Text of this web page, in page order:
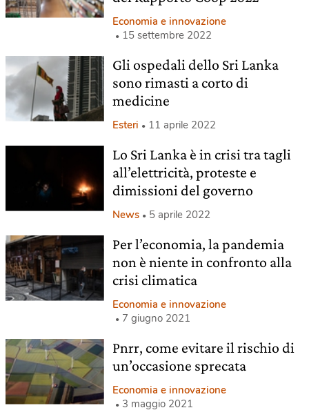
Economia e innovazione
15 settembre 2022
Gli ospedali dello Sri Lanka
sono rimasti a corto di
medicine
Esteri 11 aprile 2022
Lo Sri Lanka è in crisi tra tagli
all’elettricità, proteste e
dimissioni del governo
News 5 aprile 2022
Per l’economia, la pandemia
non è niente in confronto alla
crisi climatica
Economia e innovazione
7 giugno 2021
Pnrr, come evitare il rischio di
un’occasione sprecata
Economia e innovazione
3 maggio 2021